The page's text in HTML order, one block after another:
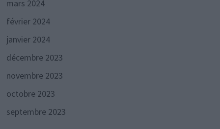
mars 2024
février 2024
janvier 2024
décembre 2023
novembre 2023
octobre 2023
septembre 2023